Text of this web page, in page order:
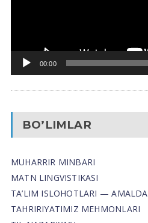
00:00
BO’LIMLAR
MUHARRIR MINBARI
MATN LINGVISTIKASI
TA’LIM ISLOHOTLARI — AMALDA
TAHRIRIYATIMIZ MEHMONLARI